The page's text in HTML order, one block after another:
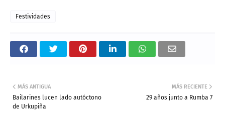
Festividades
MÁS RECIENTE
29 años junto a Rumba 7
MÁS ANTIGUA
Bailarines lucen lado autóctono
de Urkupiña